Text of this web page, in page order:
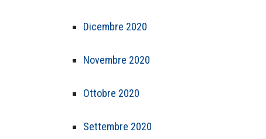
Dicembre 2020
Novembre 2020
Ottobre 2020
Settembre 2020